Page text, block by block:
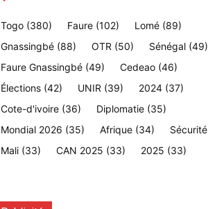
Togo (380) Faure (102) Lomé (89)
Gnassingbé (88) OTR (50) Sénégal (49)
Faure Gnassingbé (49) Cedeao (46)
Élections (42) UNIR (39) 2024 (37)
Cote-d'ivoire (36) Diplomatie (35)
Mondial 2026 (35) Afrique (34) Sécurité
Mali (33) CAN 2025 (33) 2025 (33)